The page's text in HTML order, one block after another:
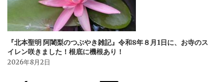
『北本聖明 阿闍梨のつぶやき雑記』令和8年８月1日に、お寺のス
イレン咲きました！根底に機根あり！
2026年8月2日